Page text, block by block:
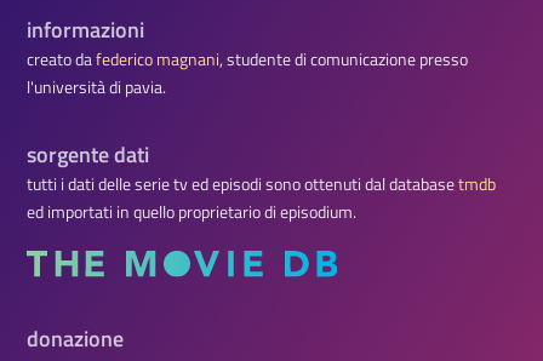
informazioni
creato dafederico magnani, studente di comunicazione presso
l'università di pavia.
sorgente dati
tutti i dati delle serie tv ed episodi sono ottenuti dal databasetmdb
ed importati in quello proprietario di episodium.
donazione